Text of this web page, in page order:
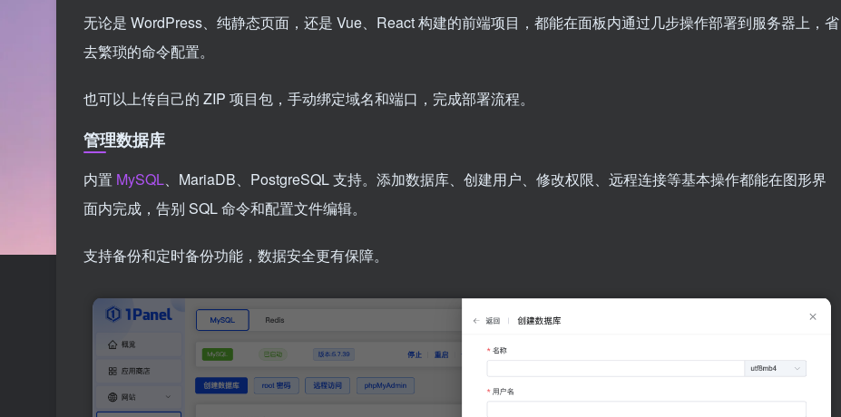
无论是 WordPress、纯静态页面，还是 Vue、React 构建的前端项目，都能在面板内通过几步操作部署到服务器上，省
去繁琐的命令配置。
也可以上传自己的 ZIP 项目包，手动绑定域名和端口，完成部署流程。
管理数据库
内置 MySQL、MariaDB、PostgreSQL 支持。添加数据库、创建用户、修改权限、远程连接等基本操作都能在图形界
面内完成，告别 SQL 命令和配置文件编辑。
支持备份和定时备份功能，数据安全更有保障。